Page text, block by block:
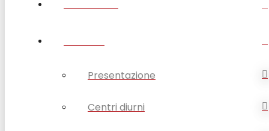
Presentazione
Centri diurni